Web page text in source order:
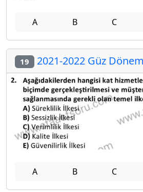
A B C
19 2021-2022 Güz
A B C